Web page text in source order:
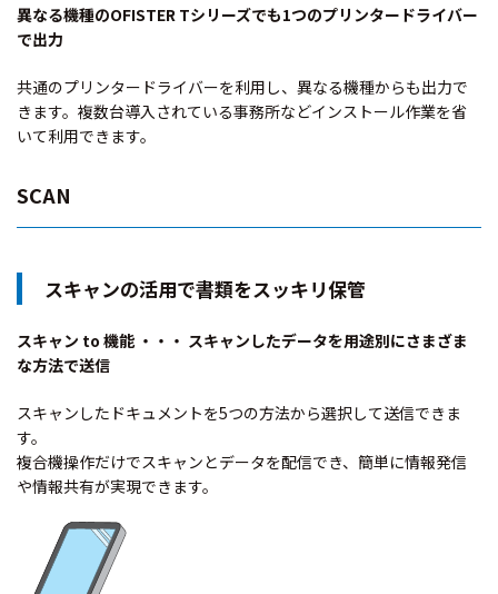
異なる機種のOFISTER Tシリーズでも1つのプリンタードライバー
で出力
共通のプリンタードライバーを利用し、異なる機種からも出力で
きます。複数台導入されている事務所などインストール作業を省
いて利用できます。
SCAN
スキャンの活用で書類をスッキリ保管
スキャン to 機能 ・・・ スキャンしたデータを用途別にさまざま
な方法で送信
スキャンしたドキュメントを5つの方法から選択して送信できま
す。
複合機操作だけでスキャンとデータを配信でき、簡単に情報発信
や情報共有が実現できます。